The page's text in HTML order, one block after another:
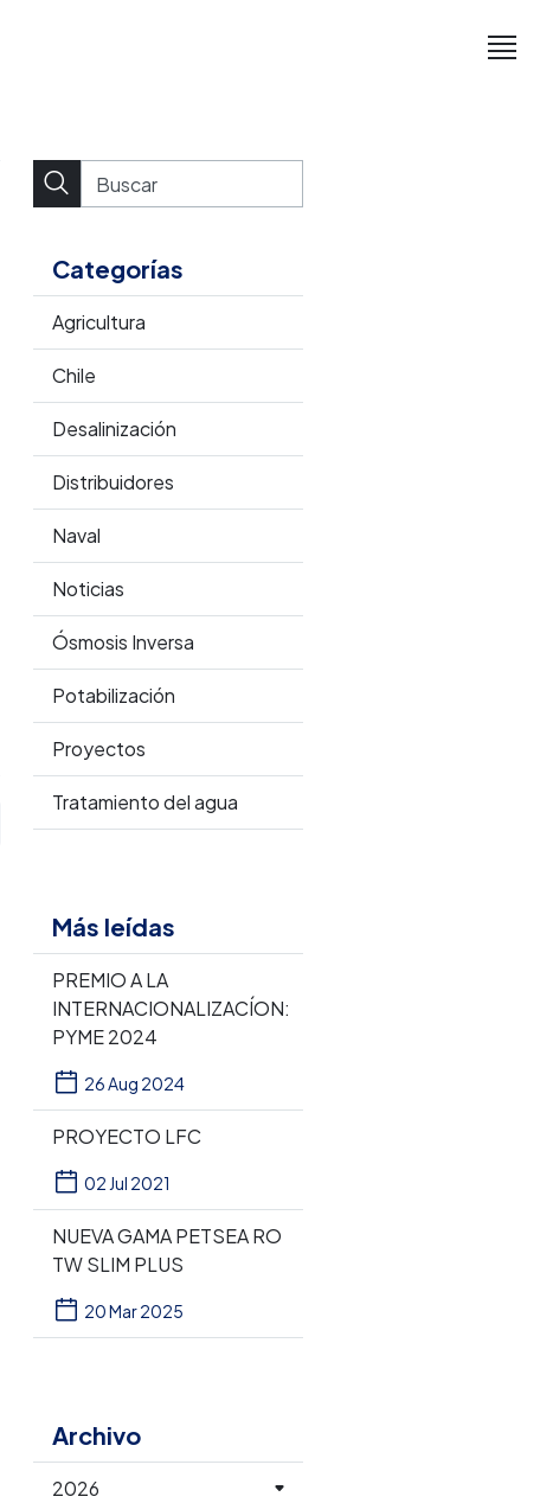
Categorías
Agricultura
Chile
Desalinización
Distribuidores
Naval
Noticias
Ósmosis Inversa
Potabilización
Proyectos
Tratamiento del agua
Más leídas
PREMIO A LA
INTERNACIONALIZACÍON:
PYME 2024
26 Aug 2024
PROYECTO LFC
02 Jul 2021
NUEVA GAMA PETSEA RO
TW SLIM PLUS
20 Mar 2025
Archivo
2026